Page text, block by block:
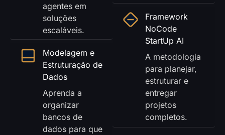
agentes em
soluções
escaláveis.
Modelagem e
Estruturação de
Dados
Aprenda a
organizar
bancos de
dados para que
Framework
NoCode
StartUp AI
A metodologia
para planejar,
estruturar e
entregar
projetos
completos.